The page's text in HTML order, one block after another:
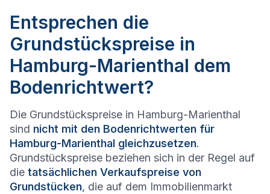
Entsprechen die
Grundstückspreise in
Hamburg-Marienthal dem
Bodenrichtwert?
Die Grundstückspreise in Hamburg-Marienthal
sind nicht mit den Bodenrichtwerten für
Hamburg-Marienthal gleichzusetzen.
Grundstückspreise beziehen sich in der Regel auf
die tatsächlichen Verkaufspreise von
Grundstücken, die auf dem Immobilienmarkt